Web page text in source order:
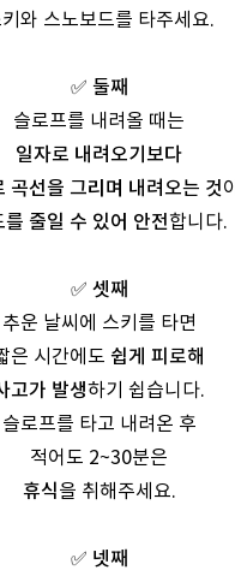
와 스노보드를 타주세요.
✅ 둘째
슬로프를 내려올 때는
일자로 내려오기보다
곡선을 그리며 내려오는 것이
를 줄일 수 있어 안전합니다.
✅ 셋째
추운 날씨에 스키를 타면
은 시간에도쉽게 피로해
고가 발생하기 쉽습니다.
슬로프를 타고 내려온 후
적어도 2~30분은
휴식을 취해주세요.
✅ 넷째